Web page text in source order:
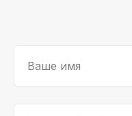
Ваше имя